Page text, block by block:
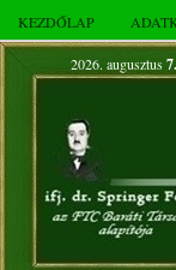
KEZDŐLAP
2026. augusztus 7.